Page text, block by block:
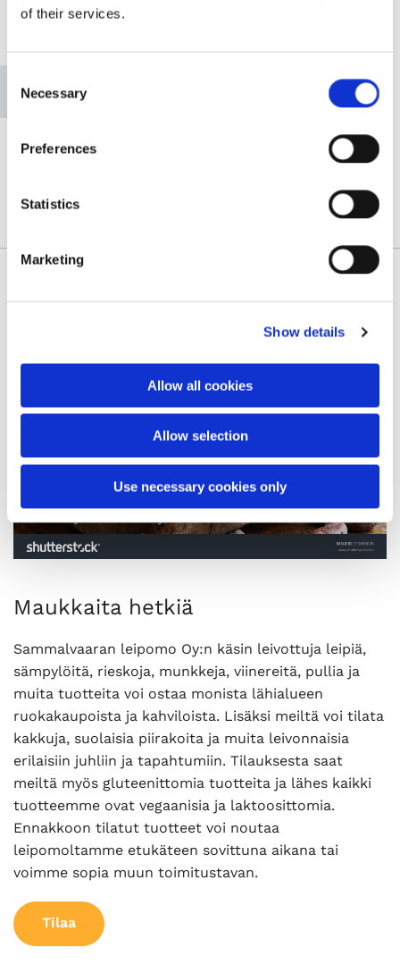
of their services.
Selection
Necessary
Preferences
Statistics
Marketing
Show details
Allow all cookies
Allow selection
Use necessary cookies only
Maukkaita hetkiä
Sammalvaaran leipomo Oy:n käsin leivottuja leipiä,
sämpylöitä, rieskoja, munkkeja, viinereitä, pullia ja
muita tuotteita voi ostaa monista lähialueen
ruokakaupoista ja kahviloista. Lisäksi meiltä voi tilata
kakkuja, suolaisia piirakoita ja muita leivonnaisia
erilaisiin juhliin ja tapahtumiin. Tilauksesta saat
meiltä myös gluteenittomia tuotteita ja lähes kaikki
tuotteemme ovat vegaanisia ja laktoosittomia.
Ennakkoon tilatut tuotteet voi noutaa
leipomoltamme etukäteen sovittuna aikana tai
voimme sopia muun toimitustavan.
Tilaa